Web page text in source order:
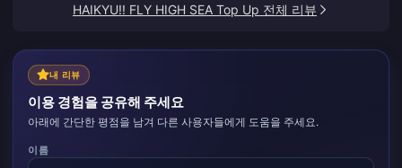
HAIKYU!! FLY HIGH SEA Top Up 전체 리뷰
내 리뷰
이용 경험을 공유해 주세요
아래에 간단한 평점을 남겨 다른 사용자들에게 도움을 주세요.
이름